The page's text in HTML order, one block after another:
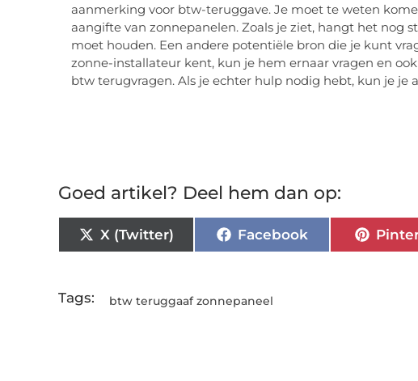
aanmerking voor btw-teruggave. Je moet te weten
aangifte van zonnepanelen. Zoals je ziet, hangt het nog
moet houden. Een andere potentiële bron die je kunt
zonne-installateur kent, kun je hem ernaar vragen en
btw terugvragen. Als je echter hulp nodig hebt, kun je je
Goed artikel? Deel hem dan op:
X (Twitter) Facebook
Tags: btw teruggaaf zonnepaneel